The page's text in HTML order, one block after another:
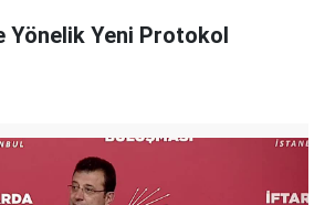
Yönelik Yeni Protokol